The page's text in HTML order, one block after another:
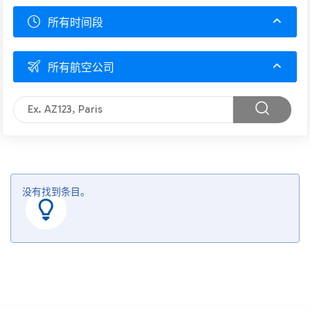
所有时间段
所有航空公司
没有找到条目。